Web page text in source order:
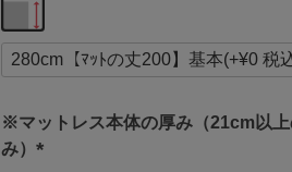
須
)
※マットレス本体の厚み（21cm以
み）